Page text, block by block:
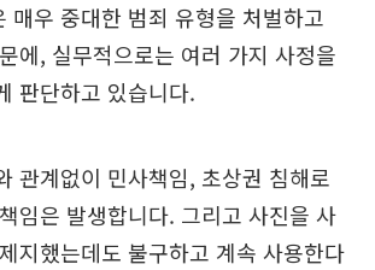
매우 중대한 범죄 유형을 처벌하고
에, 실무적으로는 여러 가지 사정을
판단하고 있습니다.
관계없이 민사책임, 초상권 침해로
임은 발생합니다. 그리고 사진을 사
지했는데도 불구하고 계속 사용한다